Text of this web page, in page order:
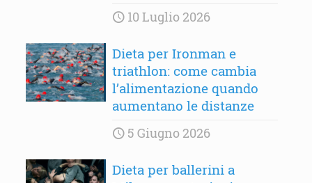
10 Luglio 2026
Dieta per Ironman e
triathlon: come cambia
l’alimentazione quando
aumentano le distanze
5 Giugno 2026
Dieta per ballerini a